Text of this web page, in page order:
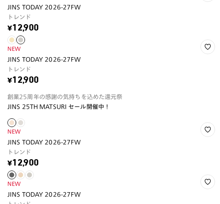
JINS TODAY 2026-27FW
トレンド
¥12,900
NEW
JINS TODAY 2026-27FW
トレンド
¥12,900
創業25周年の感謝の気持ちを込めた還元祭
JINS 25TH MATSURI セール開催中！
NEW
JINS TODAY 2026-27FW
トレンド
¥12,900
NEW
JINS TODAY 2026-27FW